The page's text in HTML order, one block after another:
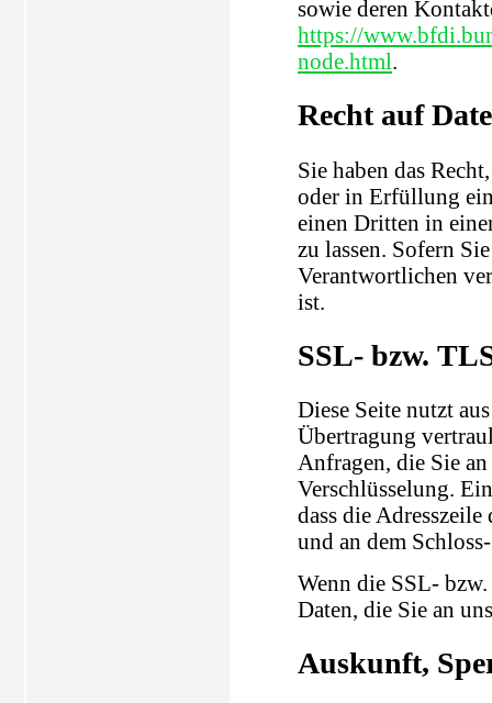
sowie deren
https://
node.html.
Recht auf
Sie haben das
oder in Erfüllung
einen Dritten in
zu lassen. Sofern
Verantwortlichen
ist.
SSL- bzw.
Diese Seite nutzt
Übertragung
Anfragen, die Sie
Verschlüsselung.
dass die
und an dem
Wenn die SSL-
Daten, die Sie an
Auskunft,